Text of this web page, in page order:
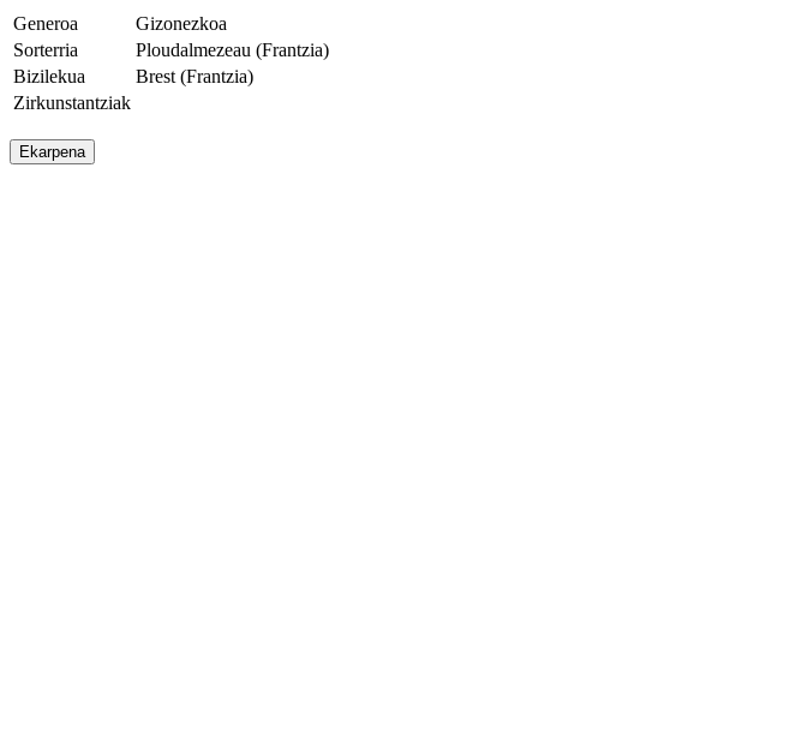
Generoa
Gizonezkoa
Sorterria
Ploudalmezeau (Frantzia)
Bizilekua
Brest (Frantzia)
Zirkunstantziak